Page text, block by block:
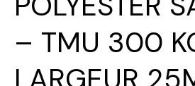
– TMU 300